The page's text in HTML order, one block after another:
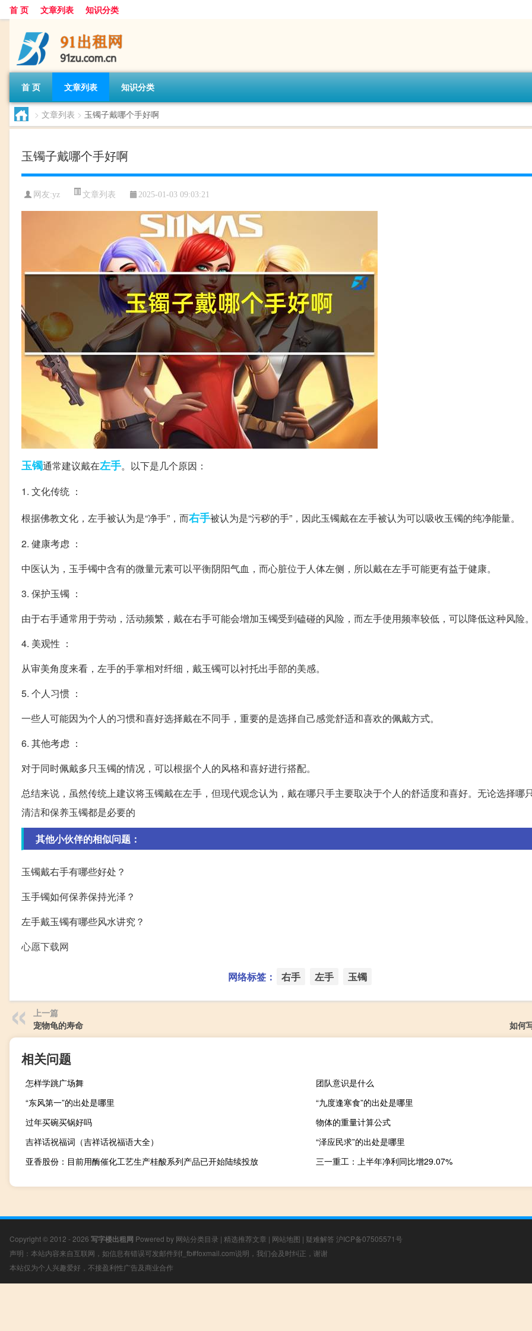
首 页 文章列表 知识分类
首 页 文章列表 知识分类
> 文章列表 > 玉镯子戴哪个手好啊
玉镯子戴哪个手好啊
网友:yz 文章列表 2025-01-03 09:03:21
玉镯通常建议戴在左手。以下是几个原因：
1. 文化传统 ：
根据佛教文化，左手被认为是“净手”，而右手被认为是“污秽的手”，因此玉镯戴在左手被认为可以吸收玉镯的纯净能量。
2. 健康考虑 ：
中医认为，玉手镯中含有的微量元素可以平衡阴阳气血，而心脏位于人体左侧，所以戴在左手可能更有益于健康。
3. 保护玉镯 ：
由于右手通常用于劳动，活动频繁，戴在右手可能会增加玉镯受到磕碰的风险，而左手使用频率较低，可以降低这种风险
4. 美观性 ：
从审美角度来看，左手的手掌相对纤细，戴玉镯可以衬托出手部的美感。
5. 个人习惯 ：
一些人可能因为个人的习惯和喜好选择戴在不同手，重要的是选择自己感觉舒适和喜欢的佩戴方式。
6. 其他考虑 ：
对于同时佩戴多只玉镯的情况，可以根据个人的风格和喜好进行搭配。
总结来说，虽然传统上建议将玉镯戴在左手，但现代观念认为，戴在哪只手主要取决于个人的舒适度和喜好。无论选择哪
清洁和保养玉镯都是必要的
其他小伙伴的相似问题：
玉镯戴右手有哪些好处？
玉手镯如何保养保持光泽？
左手戴玉镯有哪些风水讲究？
心愿下载网
网络标签： 右手 左手 玉镯
上一篇
宠物龟的寿命
如何
相关问题
怎样学跳广场舞
团队意识是什么
“东风第一”的出处是哪里
“九度逢寒食”的出处是哪里
过年买碗买锅好吗
物体的重量计算公式
吉祥话祝福词（吉祥话祝福语大全）
“泽应民求”的出处是哪里
亚香股份：目前用酶催化工艺生产桂酸系列产品已开始陆续投放
三一重工：上半年净利同比增29.07%
Copyright © 2012 - 2026 写字楼出租网 Powered by 网站分类目录 | 精选推荐文章 | 网站地图 | 疑难解答 沪ICP备07505571号
声明：本站内容来自互联网，如信息有错误可发邮件到f_fb#foxmail.com说明，我们会及时纠正，谢谢
本站仅为个人兴趣爱好，不接盈利性广告及商业合作